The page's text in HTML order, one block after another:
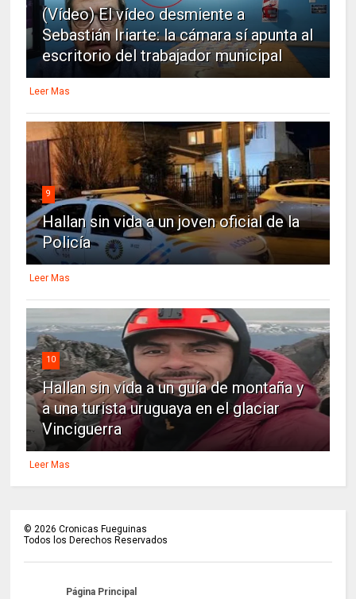
(Vídeo) El vídeo desmiente a
Sebastián Iriarte: la cámara sí apunta al
escritorio del trabajador municipal
Leer Mas
9
Hallan sin vida a un joven oficial de la
Policía
Leer Mas
10
Hallan sin vida a un guía de montaña y
a una turista uruguaya en el glaciar
Vinciguerra
Leer Mas
© 2026 Cronicas Fueguinas
Todos los Derechos Reservados
Página Principal